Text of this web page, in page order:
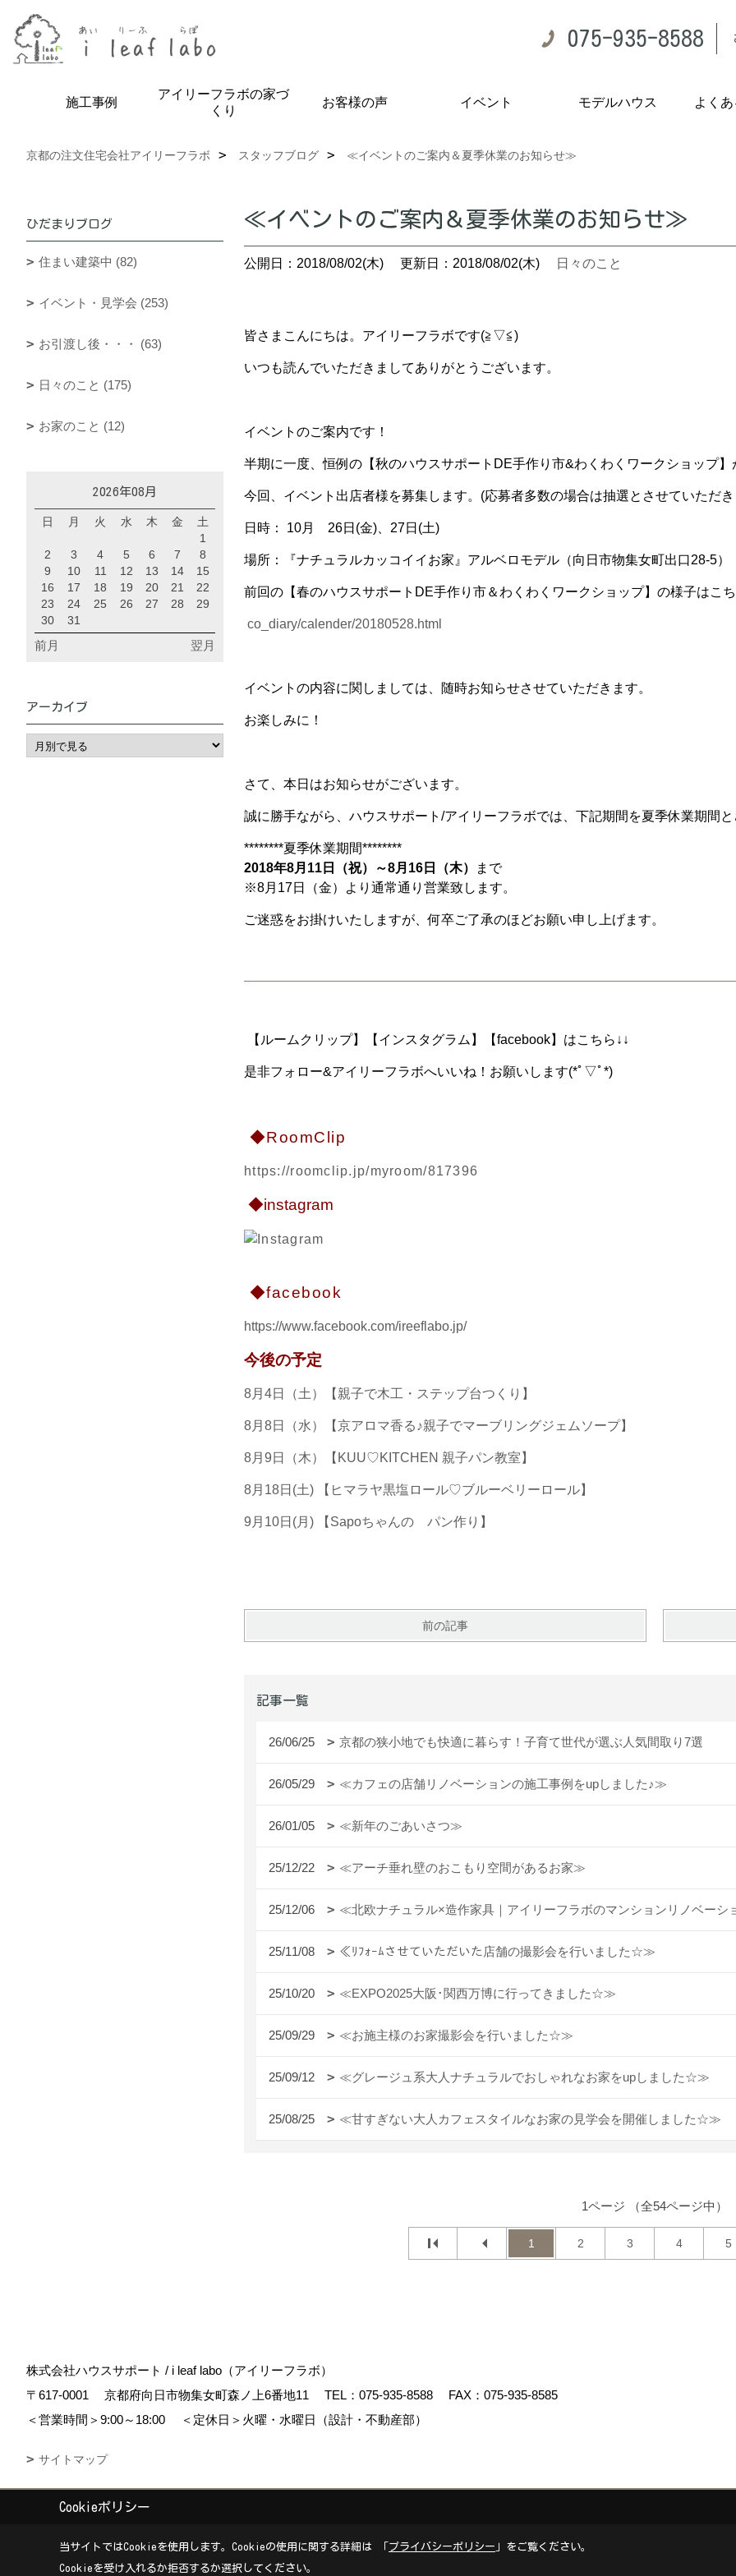
075-935-8588
施工事例
アイリーフラボの家づ
くり
お客様の声 イベント モデルハウス よく
京都の注文住宅会社アイリーフラボ スタッフブログ ≪イベントのご案内＆夏季休業のお知らせ≫
≪イベントのご案内＆夏季休業のお知らせ≫
公開日：2018/08/02(木) 更新日：2018/08/02(木) 日々のこと
皆さまこんにちは。アイリーフラボです(≧▽≦)
いつも読んでいただきましてありがとうございます。
イベントのご案内です！
半期に一度、恒例の【秋のハウスサポートDE手作り市&わくわくワークショップ
今回、イベント出店者様を募集します。(応募者多数の場合は抽選とさせていただ
日時： 10月 26日(金)、27日(土)
場所： 『ナチュラルカッコイイお家』アルベロモデル（向日市物集女町出口28-5）
前回の【春のハウスサポートDE手作り市＆わくわくワークショップ】の様子はこ
co_diary/calender/20180528.html
イベントの内容に関しましては、随時お知らせさせていただきます。
お楽しみに！
さて、本日はお知らせがございます。
誠に勝手ながら、ハウスサポート/アイリーフラボでは、下記期間を夏季休業期間
********夏季休業期間********
2018年8月11日（祝）～8月16日（木）
まで
※8月17日（金）より通常通り営業致します。
ご迷惑をお掛けいたしますが、何卒ご了承のほどお願い申し上げます。
【ルームクリップ】【インスタグラム】【facebook】はこちら↓↓
是非フォロー&アイリーフラボへいいね！お願いします(*ﾟ▽ﾟ*)
◆RoomClip
https://roomclip.jp/myroom/817396
◆instagram
◆facebook
https://www.facebook.com/ireeflabo.jp/
今後の予定
8月4日（土）【親子で木工・ステップ台つくり】
8月8日（水）【京アロマ香る♪親子でマーブリングジェムソープ】
8月9日（木）【KUU♡KITCHEN 親子パン教室】
8月18日(土) 【ヒマラヤ黒塩ロール♡ブルーベリーロール】
9月10日(月) 【Sapoちゃんの パン作り】
前の記事
記事一覧
26/06/25 京都の狭小地でも快適に暮らす！子育て世代が選ぶ人気間取り7選
26/05/29 ≪カフェの店舗リノベーションの施工事例をupしました♪≫
26/01/05 ≪新年のごあいさつ≫
25/12/22 ≪アーチ垂れ壁のおこもり空間があるお家≫
25/12/06 ≪北欧ナチュラル×造作家具｜アイリーフラボのマンションリノベー
25/11/08 ≪ﾘﾌｫｰﾑさせていただいた店舗の撮影会を行いました☆≫
25/10/20 ≪EXPO2025大阪･関西万博に行ってきました☆≫
25/09/29 ≪お施主様のお家撮影会を行いました☆≫
25/09/12 ≪グレージュ系大人ナチュラルでおしゃれなお家をupしました☆≫
25/08/25 ≪甘すぎない大人カフェスタイルなお家の見学会を開催しました☆≫
1ページ （全54ページ中）
1 2 3 4 5
ひだまりブログ
住まい建築中 (82)
イベント・見学会 (253)
お引渡し後・・・ (63)
日々のこと (175)
お家のこと (12)
2026年08月
日 月 火 水 木 金
土
1
2
3 4 5 6 7
8
9
10 11 12 13 14
15
16
17 18 19 20 21
22
23
24 25 26 27 28
29
30
31
前月 翌月
アーカイブ
株式会社ハウスサポート / i leaf labo（アイリーフラボ）
〒617-0001
京都府向日市物集女町森ノ上6番地11 TEL： 075-935-8588
FAX：075-935-8585
＜営業時間＞9:00～18:00
＜定休日＞火曜・水曜日（設計・不動産部）
サイトマップ
Copyright (c) housesupport. All Rights Reserved.
Cookieポリシー
当サイトではCookieを使用します。 Cookieの使用に関する詳細は 「 プライバシーポリシー 」をご覧ください。
Cookieを受け入れるか拒否するか選択してください。